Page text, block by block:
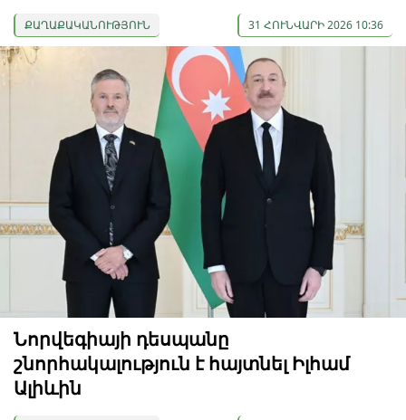
ՔԱՂԱՔԱԿԱՆՈՒԹՅՈՒՆ 31 ՀՈՒՆՎԱՐԻ 2026 10:36
Նորվեգիայի դեսպանը
շնորհակալություն է հայտնել Իլհամ
Ալիևին